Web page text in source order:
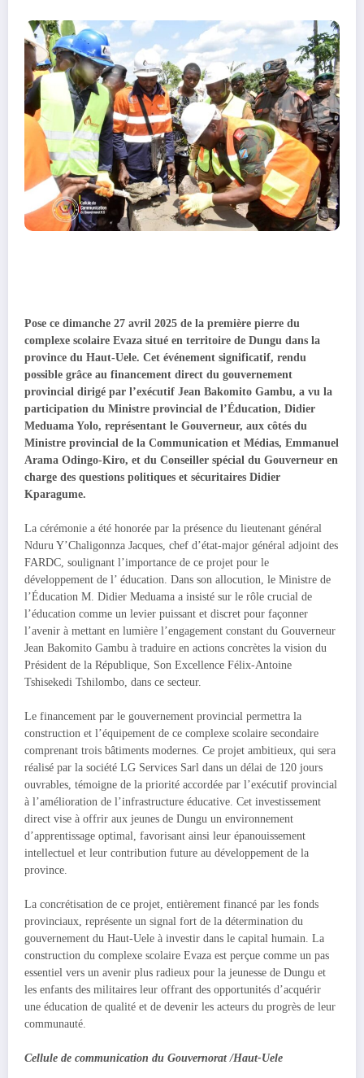
Pose ce dimanche 27 avril 2025 de la première pierre du
complexe scolaire Evaza situé en territoire de Dungu dans la
province du Haut-Uele. Cet événement significatif, rendu
possible grâce au financement direct du gouvernement
provincial dirigé par l’exécutif Jean Bakomito Gambu, a vu la
participation du Ministre provincial de l’Éducation, Didier
Meduama Yolo, représentant le Gouverneur, aux côtés du
Ministre provincial de la Communication et Médias, Emmanuel
Arama Odingo-Kiro, et du Conseiller spécial du Gouverneur en
charge des questions politiques et sécuritaires Didier
Kparagume.
La cérémonie a été honorée par la présence du lieutenant général
Nduru Y’Chaligonnza Jacques, chef d’état-major général adjoint des
FARDC, soulignant l’importance de ce projet pour le
développement de l’ éducation. Dans son allocution, le Ministre de
l’Éducation M. Didier Meduama a insisté sur le rôle crucial de
l’éducation comme un levier puissant et discret pour façonner
l’avenir à mettant en lumière l’engagement constant du Gouverneur
Jean Bakomito Gambu à traduire en actions concrètes la vision du
Président de la République, Son Excellence Félix-Antoine
Tshisekedi Tshilombo, dans ce secteur.
Le financement par le gouvernement provincial permettra la
construction et l’équipement de ce complexe scolaire secondaire
comprenant trois bâtiments modernes. Ce projet ambitieux, qui sera
réalisé par la société LG Services Sarl dans un délai de 120 jours
ouvrables, témoigne de la priorité accordée par l’exécutif provincial
à l’amélioration de l’infrastructure éducative. Cet investissement
direct vise à offrir aux jeunes de Dungu un environnement
d’apprentissage optimal, favorisant ainsi leur épanouissement
intellectuel et leur contribution future au développement de la
province.
La concrétisation de ce projet, entièrement financé par les fonds
provinciaux, représente un signal fort de la détermination du
gouvernement du Haut-Uele à investir dans le capital humain. La
construction du complexe scolaire Evaza est perçue comme un pas
essentiel vers un avenir plus radieux pour la jeunesse de Dungu et
les enfants des militaires leur offrant des opportunités d’acquérir
une éducation de qualité et de devenir les acteurs du progrès de leur
communauté.
Cellule de communication du Gouvernorat /Haut-Uele